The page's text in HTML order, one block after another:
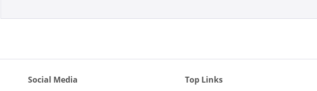
Social Media Top Links